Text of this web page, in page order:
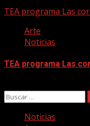
TEA programa Las
Arte
Noticias
TEA programa Las
Buscar:
Noticias